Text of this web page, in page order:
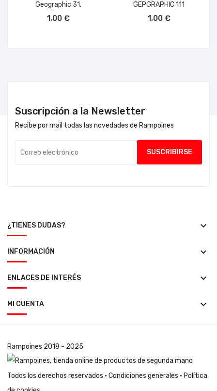
Geographic 31.
1,00 €
GEPGRAPHIC 111
1,00 €
Suscripción a la Newsletter
Recibe por mail todas las novedades de Rampoines
¿TIENES DUDAS? keyboard_arrow_down
INFORMACIÓN keyboard_arrow_down
ENLACES DE INTERÉS keyboard_arrow_down
MI CUENTA keyboard_arrow_down
Rampoines 2018 - 2025
Todos los derechos reservados · Condiciones generales · Política